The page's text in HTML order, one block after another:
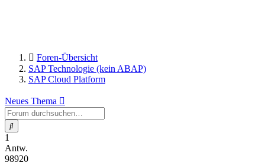
Foren-Übersicht
SAP Technologie (kein ABAP)
SAP Cloud Platform
Neues Thema
Suche
1
Antw.
98920